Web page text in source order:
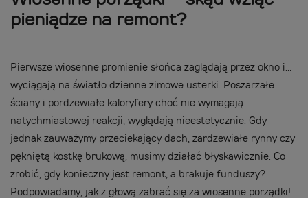
pieniądze na remont?
Pierwsze wiosenne promienie słońca zaglądają przez okno i…
wyciągają na światło dzienne zimowe usterki. Poszarzałe
ściany i pordzewiałe kaloryfery choć nie wymagają
natychmiastowej reakcji, wyglądają nieestetycznie. Gdy
jednak zauważymy przeciekający dach, zardzewiałe rynny czy
pękniętą kostkę brukową, musimy działać błyskawicznie. Co
zrobić, gdy konieczny jest remont, a brakuje funduszy?
Podpowiadamy, jak z głową zabrać się za wiosenne porządki!